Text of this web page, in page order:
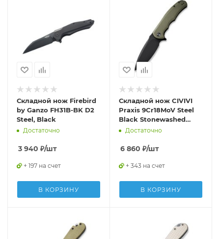
Складной нож Firebird
by Ganzo FH31B-BK D2
Steel, Black
Достаточно
3 940 ₽/шт
+ 197 на счет
В КОРЗИНУ
Складной нож CIVIVI
Praxis 9Cr18MoV Steel
Black Stonewashed
Handle G10 OD Green
Достаточно
6 860 ₽/шт
+ 343 на счет
В КОРЗИНУ